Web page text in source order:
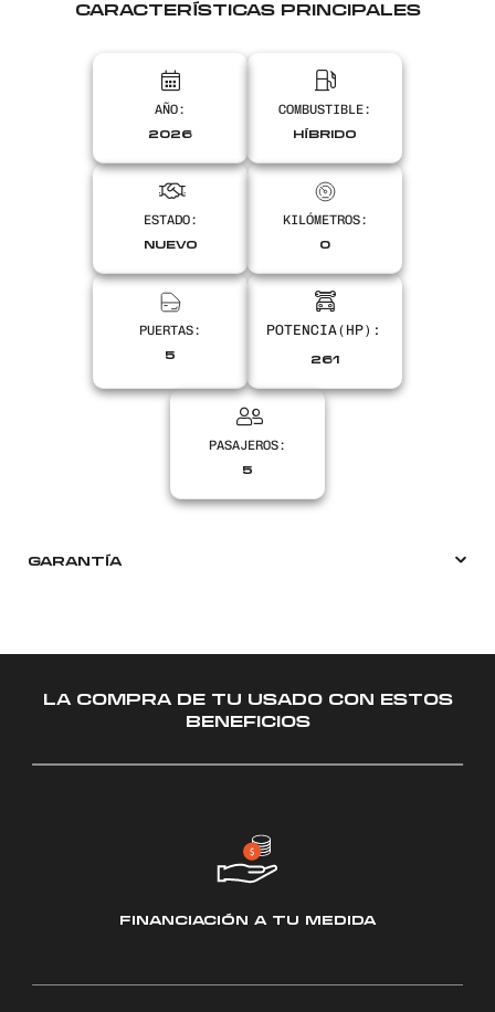
Encontranos en
CARACTERÍSTICAS PRINCIPALES
AÑO:
2026
COMBUSTIBLE:
HÍBRIDO
ESTADO:
NUEVO
KILÓMETROS:
0
PUERTAS:
5 261
PASAJEROS:
5
GARANTÍA
LA COMPRA DE TU USADO CON ESTOS
BENEFICIOS
FINANCIACIÓN A TU MEDIDA